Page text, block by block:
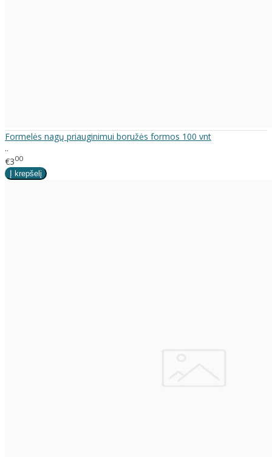
Formelės nagų priauginimui boružės formos 100 vnt
..
€300